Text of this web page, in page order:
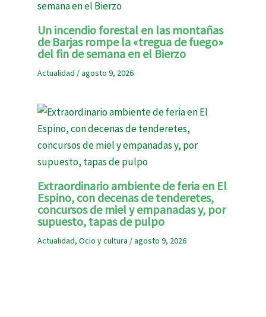
Un incendio forestal en las montañas
de Barjas rompe la «tregua de fuego»
del fin de semana en el Bierzo
Actualidad /agosto 9, 2026
Extraordinario ambiente de feria en El
Espino, con decenas de tenderetes,
concursos de miel y empanadas y, por
supuesto, tapas de pulpo
Actualidad, Ocio y cultura /agosto 9, 2026